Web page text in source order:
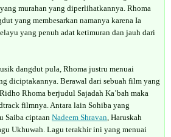
murahan yang diperlihatkannya. Rhoma
yang membesarkan namanya karena Ia
yang penuh adat ketimuran dan jauh dari
dangdut pula, Rhoma justru menuai
diciptakannya. Berawal dari sebuah film yang
Rhoma berjudul Sajadah Ka’bah maka
filmnya. Antara lain Sohiba yang
Saiba ciptaan Nadeem Shravan, Haruskah
Ukhuwah. Lagu terakhir ini yang menuai